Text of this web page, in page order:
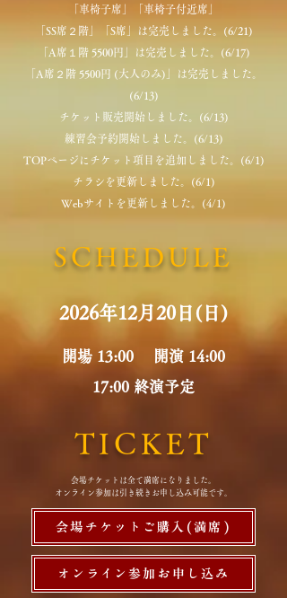
「車椅子席」「車椅子付近席」
「SS席２階」「S席」は完売しました。(6/21)
「A席１階 5500円」は完売しました。(6/17)
「A席２階 5500円 (大人のみ)」は完売しました。
(6/13)
​チケット販売開始しました。(6/13)
​練習会予約開始しました。(6/13)
​TOPページにチケット項目を追加しました。(6/1)
チラシを更新しました。(6/1)
Webサイトを更新しました。(4/1)
​SCHEDULE
2026年12月20日(日)
​開場 13:00 開演 14:00
17:00 終演予定
TICKET
会場チケットは全て満席になりました。
​オンライン参加は引き続きお申し込み可能です。
会場チケットご購入(満席)
オンライン参加お申し込み